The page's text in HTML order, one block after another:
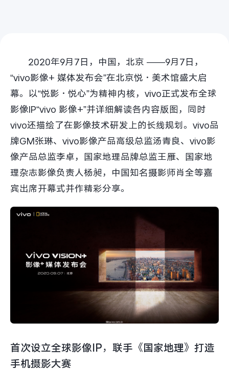
X300 Ultra X300s
X300
S60 S60 元气版
Y600 Turbo Y600 Pro
Y500 Pro
iQOO Z11i iQOO 15T
iQOO Z11 iQOO Z11x
vivo TWS 5 Pro vivo Pad6 Pro
vivo TWS 5e
2020年9月7日，中国，北京 ——9月7日，
“vivo影像+ 媒体发布会”在北京悦·美术馆盛大启
幕。以“悦影·悦心”为精神内核，vivo正式发布全球
影像IP“vivo 影像+”并详细解读各内容版图，同时
vivo还描绘了在影像技术研发上的长线规划。vivo品
牌GM张琳、vivo影像产品高级总监汤青良、vivo影
像产品总监李卓，国家地理品牌总监王雁、国家地
理杂志影像负责人杨昶，中国知名摄影师肖全等嘉
宾出席开幕式并作精彩分享。
首次设立全球影像IP，联手《国家地理》打造
手机摄影大赛